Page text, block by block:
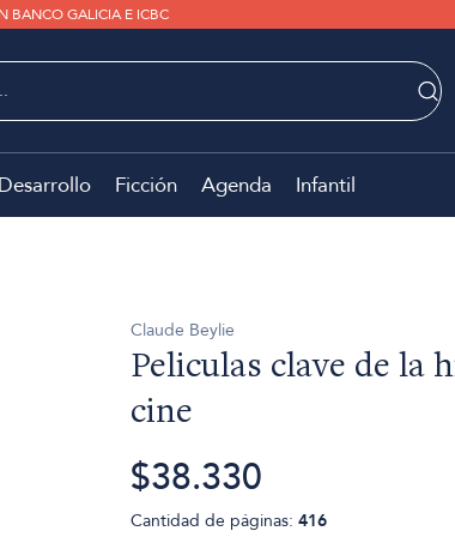
BANCO GALICIA E ICBC
Desarrollo Ficción Agenda Infantil
Claude Beylie
Peliculas clave de la
cine
$38.330
Cantidad de páginas: 416